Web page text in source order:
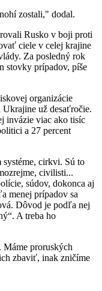
zostali," dodal.
Rusko v boji proti
ciele v celej krajine
Za posledný rok
stovky prípadov, píše
organizácie
už desaťročie.
invázie viac ako tisíc
a 27 percent
systéme, cirkvi. Sú to
civilisti...
súdov, dokonca aj
menej prípadov sa
Dôvod je podľa nej
A treba ho
Máme proruských
zbaviť, inak zničíme